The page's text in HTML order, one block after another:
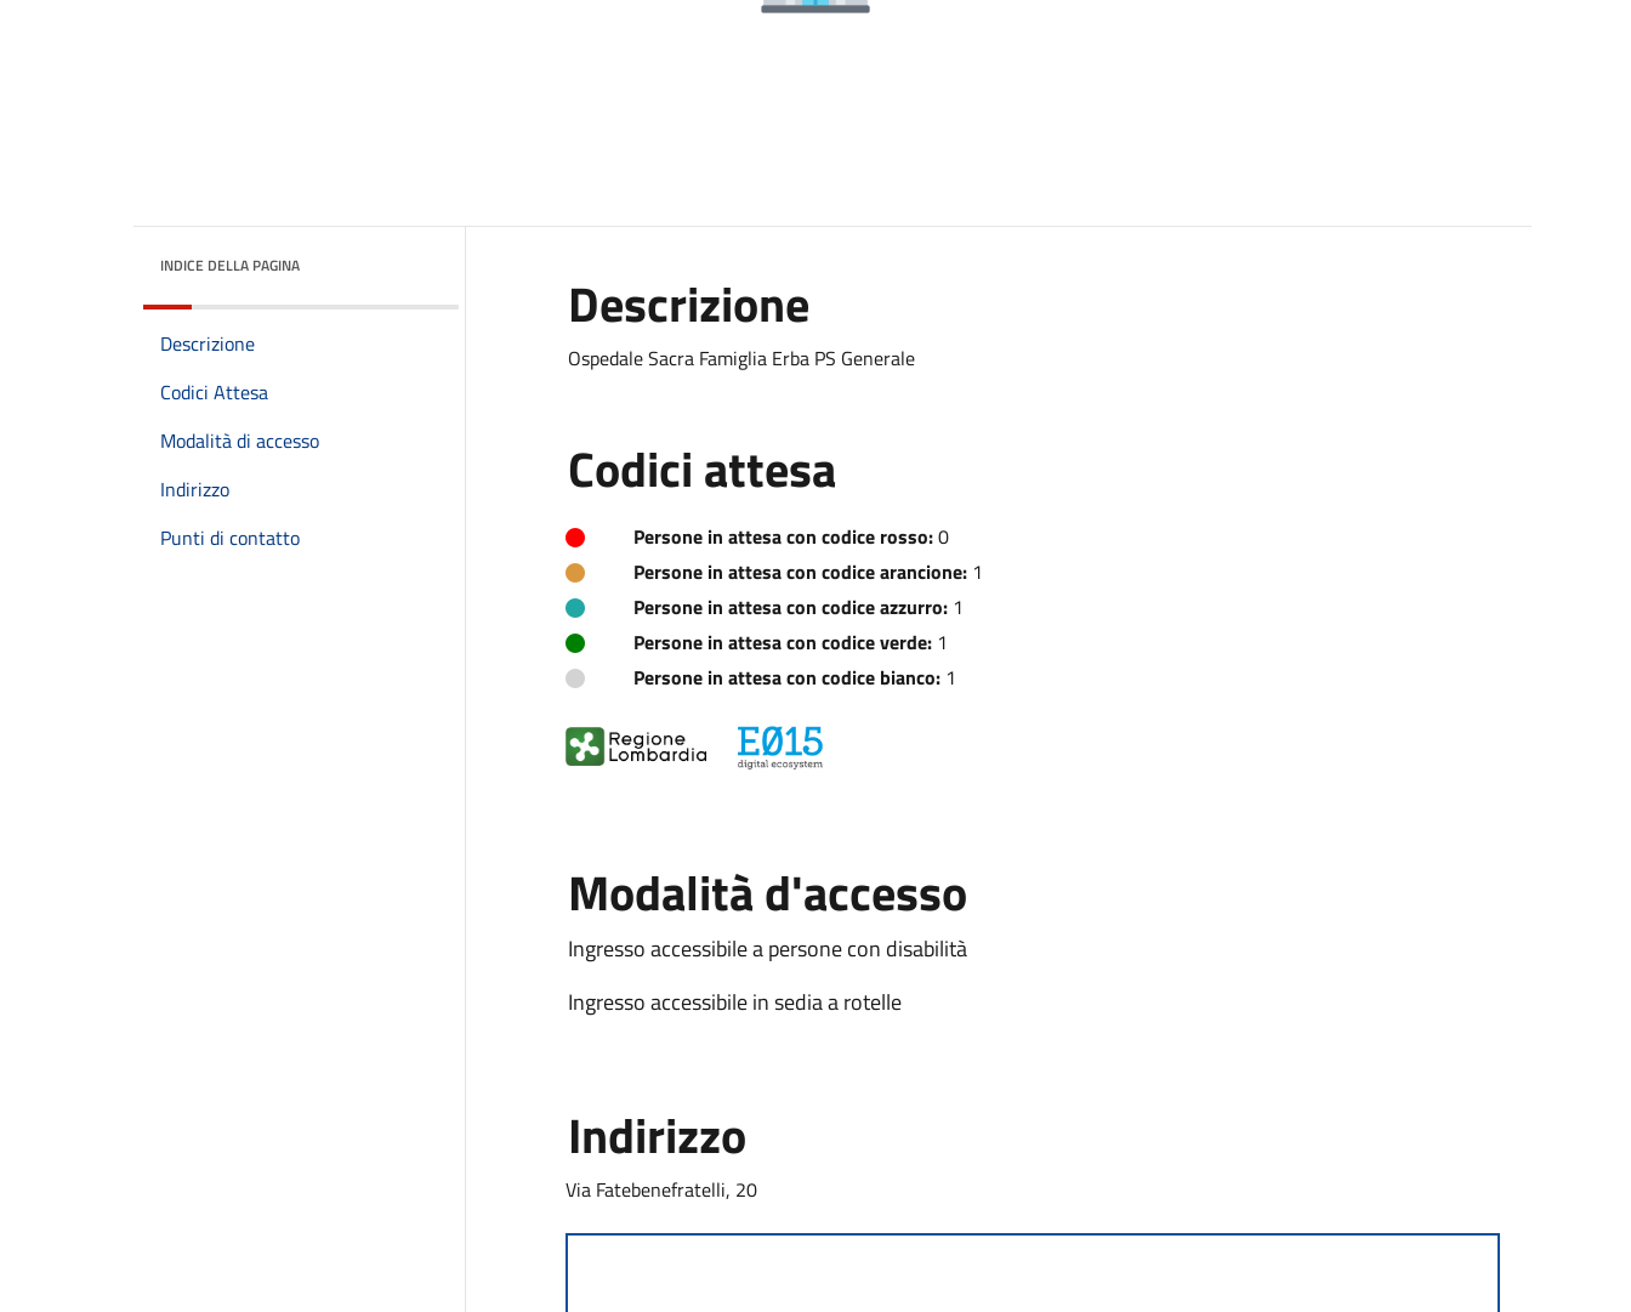
INDICE DELLA PAGINA
Descrizione
Codici Attesa
Modalità di accesso
Indirizzo
Punti di contatto
Descrizione
Ospedale Sacra Famiglia Erba PS Generale
Codici attesa
Persone in attesa con codice rosso:0
Persone in attesa con codice arancione:1
Persone in attesa con codice azzurro:1
Persone in attesa con codice verde:1
Persone in attesa con codice bianco:1
Modalità d'accesso
Ingresso accessibile a persone con disabilità
Ingresso accessibile in sedia a rotelle
Indirizzo
Via Fatebenefratelli, 20